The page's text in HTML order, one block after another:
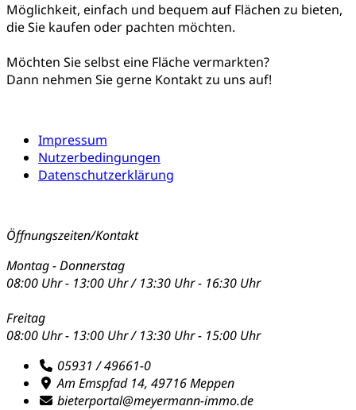
Möglichkeit, einfach und bequem auf Flächen zu bieten,
die Sie kaufen oder pachten möchten.
Möchten Sie selbst eine Fläche vermarkten?
Dann nehmen Sie gerne Kontakt zu uns auf!
Impressum
Nutzerbedingungen
Datenschutzerklärung
Öffnungszeiten/Kontakt
Montag - Donnerstag
08:00 Uhr - 13:00 Uhr / 13:30 Uhr - 16:30 Uhr
Freitag
08:00 Uhr - 13:00 Uhr / 13:30 Uhr - 15:00 Uhr
05931 / 49661-0
Am Emspfad 14, 49716 Meppen
bieterportal@meyermann-immo.de